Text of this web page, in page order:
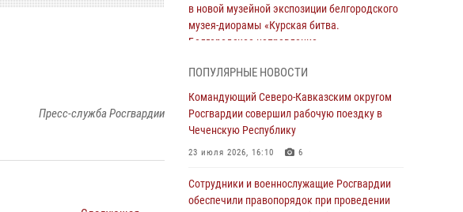
Пресс-служба Росгвардии
в новой музейной экспозиции белгородского
музея‑диорамы «Курская битва.
Белгородское направление»
Охрану общественного порядка и
безопасность на футбольном матче в Москве
обеспечила Росгвардия (видео)
06 августа 2026, 10:13
Подозреваемые в незаконном обороте
запрещенных веществ задержаны в
ПОПУЛЯРНЫЕ НОВОСТИ
Командующий Северо-Кавказским округом
Росгвардии совершил рабочую поездку в
Чеченскую Республику
23 июля 2026, 16:10 6
Сотрудники и военнослужащие Росгвардии
обеспечили правопорядок при проведении